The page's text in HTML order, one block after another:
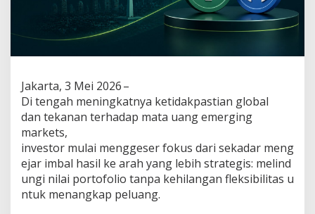
s
a
r
k
s
P
r
t
Jakarta, 3 Mei 2026 –
Di tengah meningkatnya ketidakpastian global
dan tekanan terhadap mata uang emerging
markets,
investor mulai menggeser fokus dari sekadar meng
ejar imbal hasil ke arah yang lebih strategis: melind
ungi nilai portofolio tanpa kehilangan fleksibilitas u
ntuk menangkap peluang.